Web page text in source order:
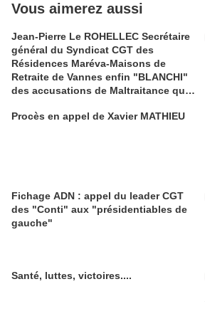
Vous aimerez aussi
Jean-Pierre Le ROHELLEC Secrétaire
général du Syndicat CGT des
Résidences Maréva-Maisons de
Retraite de Vannes enfin "BLANCHI"
des accusations de Maltraitance qui
Procès en appel de Xavier MATHIEU
Fichage ADN : appel du leader CGT
des "Conti" aux "présidentiables de
gauche"
Santé, luttes, victoires....